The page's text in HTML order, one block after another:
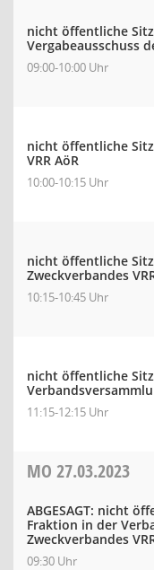
nicht öffentliche
Vergabeausschuss
09:00-10:00 Uhr
nicht öffentliche
VRR AöR
10:00-10:15 Uhr
nicht öffentliche
Zweckverbandes
10:15-10:45 Uhr
nicht öffentliche
11:15-12:15 Uhr
MO 27.03.2023
ABGESAGT: nicht
Fraktion in der
Zweckverbandes
09:30 Uhr